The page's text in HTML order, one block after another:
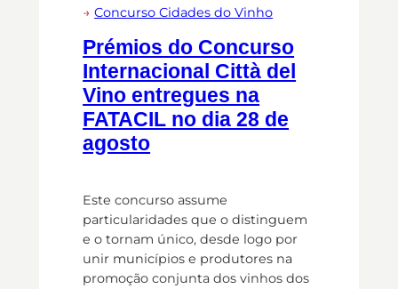
→Concurso Cidades do Vinho
Prémios do Concurso
Internacional Città del
Vino entregues na
FATACIL no dia 28 de
agosto
Este concurso assume
particularidades que o distinguem
e o tornam único, desde logo por
unir municípios e produtores na
promoção conjunta dos vinhos dos